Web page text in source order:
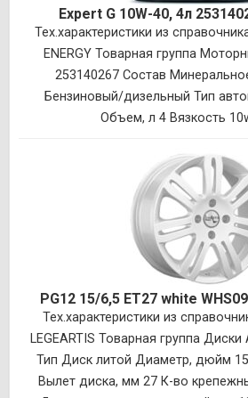
Expert G 10W-40, 4л
Тех.характеристики из
ENERGY Товарная группа
253140267 Состав
Бензиновый/дизельный Тип
Объем, л 4 Вязкость
PG12 15/6,5 ET27 white
Тех.характеристики из
LEGEARTIS Товарная группа Диски
Тип Диск литой Диаметр, дюйм
Вылет диска, мм 27 К-во